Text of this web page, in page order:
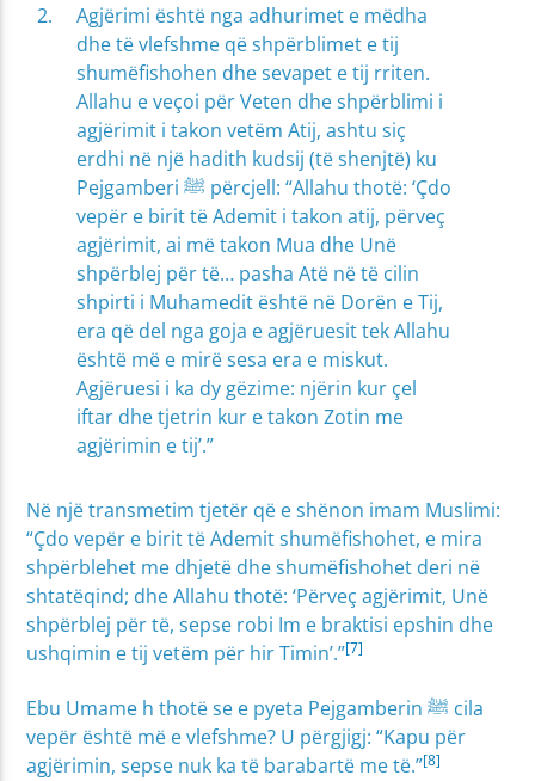
Agjërimi është nga adhurimet e mëdha
dhe të vlefshme që shpërblimet e tij
shumëfishohen dhe sevapet e tij rriten.
Allahu e veçoi për Veten dhe shpërblimi i
agjërimit i takon vetëm Atij, ashtu siç
erdhi në një hadith kudsij (të shenjtë) ku
Pejgamberi ﷺ përcjell: “Allahu thotë: ‘Çdo
vepër e birit të Ademit i takon atij, përveç
agjërimit, ai më takon Mua dhe Unë
shpërblej për të… pasha Atë në të cilin
shpirti i Muhamedit është në Dorën e Tij,
era që del nga goja e agjëruesit tek Allahu
është më e mirë sesa era e miskut.
Agjëruesi i ka dy gëzime: njërin kur çel
iftar dhe tjetrin kur e takon Zotin me
agjërimin e tij’.”
Në një transmetim tjetër që e shënon imam Muslimi:
“Çdo vepër e birit të Ademit shumëfishohet, e mira
shpërblehet me dhjetë dhe shumëfishohet deri në
shtatëqind; dhe Allahu thotë: ‘Përveç agjërimit, Unë
shpërblej për të, sepse robi Im e braktisi epshin dhe
ushqimin e tij vetëm për hir Timin’.”[7]
Ebu Umame h thotë se e pyeta Pejgamberin ﷺ cila
vepër është më e vlefshme? U përgjigj: “Kapu për
agjërimin, sepse nuk ka të barabartë me të.”[8]